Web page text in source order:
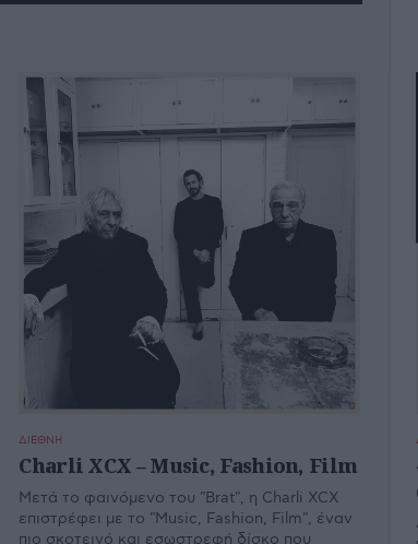
ΔΙΕΘΝΗ
Charli XCX – Music, Fashion, Film
Μετά το φαινόμενο του "Brat", η Charli XCX
επιστρέφει με το "Music, Fashion, Film", έναν
πιο σκοτεινό και εσωστρεφή δίσκο που